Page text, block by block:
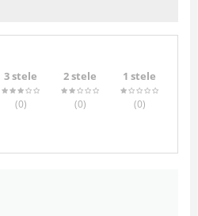
3 stele
(0)
2 stele
(0)
1 stele
(0)